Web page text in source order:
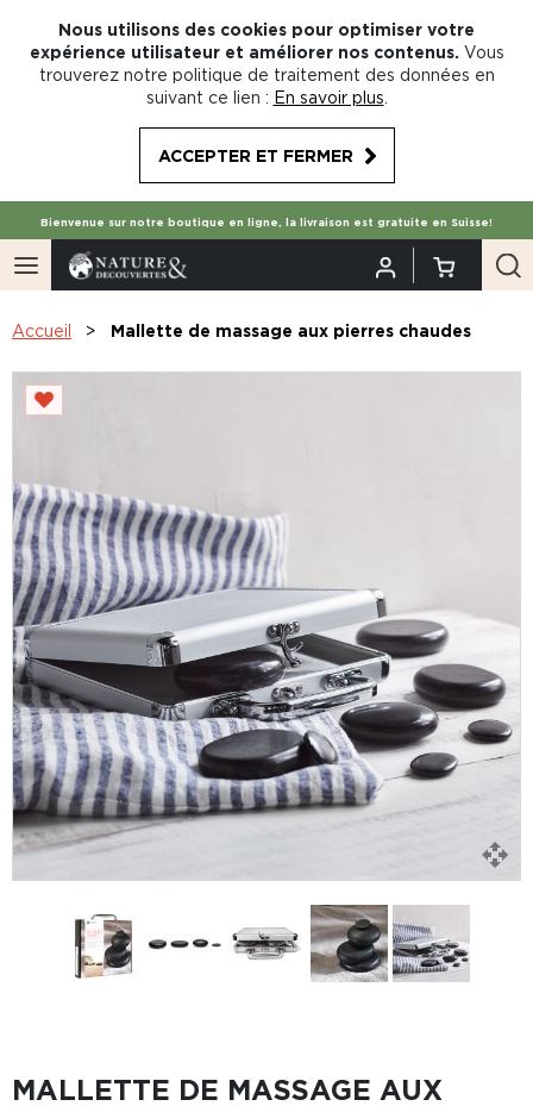
Nous utilisons des cookies pour optimiser votre
expérience utilisateur et améliorer nos contenus. Vous
trouverez notre politique de traitement des données en
suivant ce lien : En savoir plus
ACCEPTER ET FERMER
Bienvenue sur notre boutique en ligne, la livraison est gratuite en Suisse!
Accueil Mallette de massage aux pierres chaudes
MALLETTE DE MASSAGE AUX